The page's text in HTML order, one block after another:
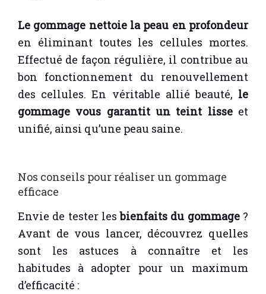
Le gommage nettoie la peau en profondeur
en éliminant toutes les cellules mortes.
Effectué de façon régulière, il contribue au
bon fonctionnement du renouvellement
des cellules. En véritable allié beauté, le
gommage vous garantit un teint lisseet
unifié, ainsi qu’une peau saine.
Nos conseils pour réaliser un gommage
efficace
Envie de tester lesbienfaits du gommage?
Avant de vous lancer, découvrez quelles
sont les astuces à connaître et les
habitudes à adopter pour un maximum
d’efficacité :